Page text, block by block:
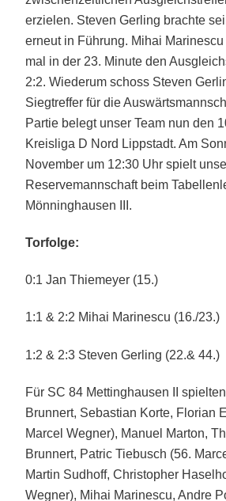
erzielen. Steven Gerling brachte
erneut in Führung. Mihai
mal in der 23. Minute den
2:2. Wiederum schoss Steven
Siegtreffer für die
Partie belegt unser Team nun den
Kreisliga D Nord Lippstadt. Am
November um 12:30 Uhr spielt
Reservemannschaft beim
Mönninghausen III.
Torfolge:
0:1 Jan Thiemeyer (15.)
1:1 & 2:2 Mihai Marinescu (16./23.)
1:2 & 2:3 Steven Gerling (22.& 44.)
Für SC 84 Mettinghausen II
Brunnert, Sebastian Korte, Florian
Marcel Wegner), Manuel Marton,
Brunnert, Patric Tiebusch (56.
Martin Sudhoff, Christopher
Wegner), Mihai Marinescu, Andre